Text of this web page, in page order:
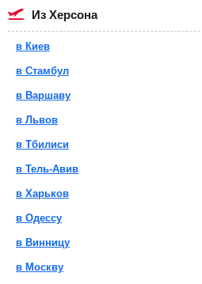
из Херсона
в Киев
в Стамбул
в Варшаву
в Львов
в Тбилиси
в Тель-Авив
в Харьков
в Одессу
в Винницу
в Москву